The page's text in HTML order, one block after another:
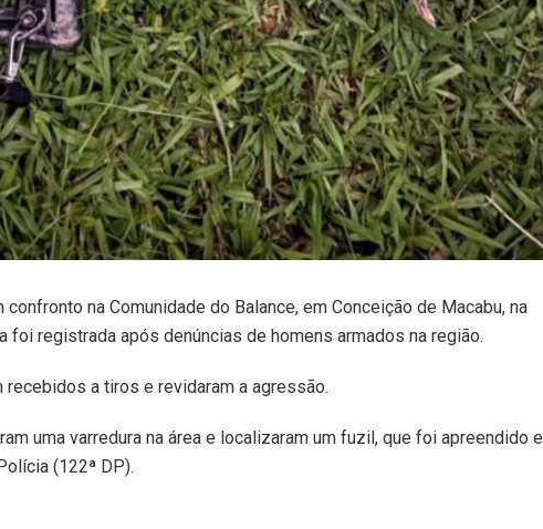
na Comunidade do Balance, em Conceição de Macabu, na
registrada após denúncias de homens armados na região.
a tiros e revidaram a agressão.
uma varredura na área e localizaram um fuzil, que foi apreendido e
(122ª DP).